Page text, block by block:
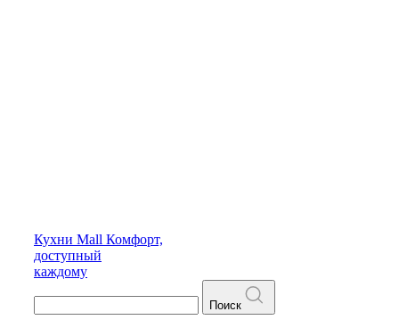
Кухни Mall Комфорт,
доступный
каждому
Поиск